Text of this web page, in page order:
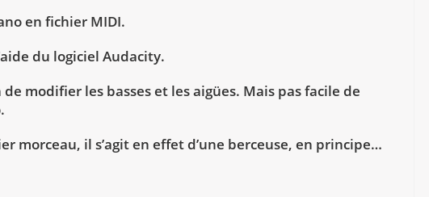
en fichier MIDI.
du logiciel Audacity.
modifier les basses et les aigües. Mais pas facile de
morceau, il s’agit en effet d’une berceuse, en principe…